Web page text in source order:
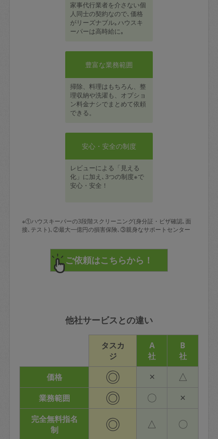
家事代行業者を介さない個
人同士の契約なので､価格
がリーズナブル｡ハウスキ
ーパーは高時給に｡
豊富な業務範囲
掃除、料理はもちろん、整
理収納や洗濯も、オプショ
ン料金ナシでまとめて依頼
できる。
安心・安全の制度
レビューによる「見える
化」に加え､3つの制度※で
安心・安全！
※①ハウスキーパーの3段階スクリーニング(身分証・ビザ確認､面
接､テスト)､②最大一億円の損害保険､③親身なサポートセンター
他社サービスとの違い
タスカ
ジ
A
社
B
社
価格
◎ × △
業務範囲 ◎ 〇 ×
完全無料指名
制
◎ △ 〇